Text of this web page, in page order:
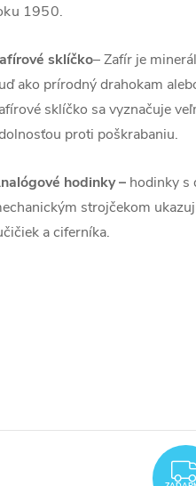
1950.
sklíčko– Zafír je
ako prírodný drahokam
sklíčko sa vyznačuje
proti poškrabaniu.
hodinky – hodinky s
strojčekom
a ciferníka.